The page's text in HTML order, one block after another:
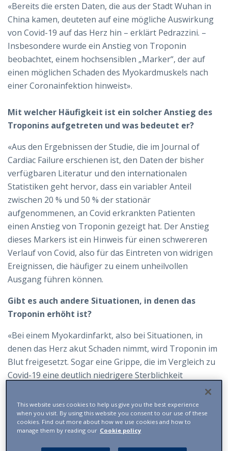
«Bereits die ersten Daten, die aus der Stadt Wuhan in
China kamen, deuteten auf eine mögliche Auswirkung
von Covid-19 auf das Herz hin – erklärt Pedrazzini. –
Insbesondere wurde ein Anstieg von Troponin
beobachtet, einem hochsensiblen „Marker“, der auf
einen möglichen Schaden des Myokardmuskels nach
einer Coronainfektion hinweist».
Mit welcher Häufigkeit ist ein solcher Anstieg des
Troponins aufgetreten und was bedeutet er?
«Aus den Ergebnissen der Studie, die im Journal of
Cardiac Failure erschienen ist, den Daten der bisher
verfügbaren Literatur und den internationalen
Statistiken geht hervor, dass ein variabler Anteil
zwischen 20 % und 50 % der stationär
aufgenommenen, an Covid erkrankten Patienten
einen Anstieg von Troponin gezeigt hat. Der Anstieg
dieses Markers ist ein Hinweis für einen schwereren
Verlauf von Covid, also für das Eintreten von widrigen
Ereignissen, die häufiger zu einem unheilvollen
Ausgang führen können.
Gibt es auch andere Situationen, in denen das
Troponin erhöht ist?
«Bei einem Myokardinfarkt, also bei Situationen, in
denen das Herz akut Schaden nimmt, wird Troponin im
Blut freigesetzt. Sogar eine Grippe, die im Vergleich zu
Covid-19 eine deutlich niedrigere Sterblichkeit
„Markers“ bedingen. Wir dürfen nämlich nicht
vergessen, dass es sich bei Covid nicht „allein“ um eine
Atemwegsinfektion handelt, sondern um ein Virus, das
This website uses cookies to help us give you the best experience
when you visit. By using this website you consent to our use of these
cookies. Find out more about how we use cookies and how to
manage them by reading our Cookie policy